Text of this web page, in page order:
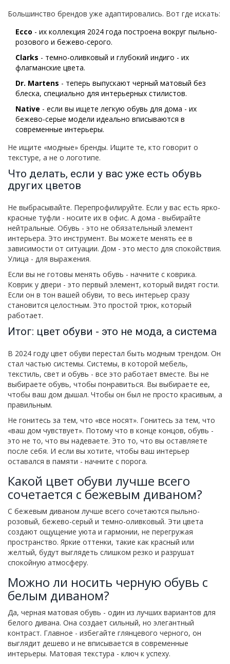
Большинство брендов уже адаптировались. Вот где искать:
Ecco - их коллекция 2024 года построена вокруг пыльно-
розового и бежево-серого.
Clarks - темно-оливковый и глубокий индиго - их
флагманские цвета.
Dr. Martens - теперь выпускают черный матовый без
блеска, специально для интерьерных стилистов.
Native - если вы ищете легкую обувь для дома - их
бежево-серые модели идеально вписываются в
современные интерьеры.
Не ищите «модные» бренды. Ищите те, кто говорит о
текстуре, а не о логотипе.
Что делать, если у вас уже есть обувь
других цветов
Не выбрасывайте. Перепрофилируйте. Если у вас есть ярко-
красные туфли - носите их в офис. А дома - выбирайте
нейтральные. Обувь - это не обязательный элемент
интерьера. Это инструмент. Вы можете менять ее в
зависимости от ситуации. Дом - это место для спокойствия.
Улица - для выражения.
Если вы не готовы менять обувь - начните с коврика.
Коврик у двери - это первый элемент, который видят гости.
Если он в тон вашей обуви, то весь интерьер сразу
становится целостным. Это простой трюк, который
работает.
Итог: цвет обуви - это не мода, а система
В 2024 году цвет обуви перестал быть модным трендом. Он
стал частью системы. Системы, в которой мебель,
текстиль, свет и обувь - все это работает вместе. Вы не
выбираете обувь, чтобы понравиться. Вы выбираете ее,
чтобы ваш дом дышал. Чтобы он был не просто красивым, а
правильным.
Не гонитесь за тем, что «все носят». Гонитесь за тем, что
«ваш дом чувствует». Потому что в конце концов, обувь -
это не то, что вы надеваете. Это то, что вы оставляете
после себя. И если вы хотите, чтобы ваш интерьер
оставался в памяти - начните с порога.
Какой цвет обуви лучше всего
сочетается с бежевым диваном?
С бежевым диваном лучше всего сочетаются пыльно-
розовый, бежево-серый и темно-оливковый. Эти цвета
создают ощущение уюта и гармонии, не перегружая
пространство. Яркие оттенки, такие как красный или
желтый, будут выглядеть слишком резко и разрушат
спокойную атмосферу.
Можно ли носить черную обувь с
белым диваном?
Да, черная матовая обувь - один из лучших вариантов для
белого дивана. Она создает сильный, но элегантный
контраст. Главное - избегайте глянцевого черного, он
выглядит дешево и не вписывается в современные
интерьеры. Матовая текстура - ключ к успеху.